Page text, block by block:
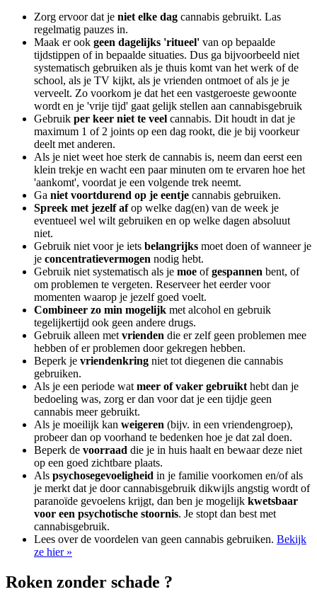
Zorg ervoor dat je niet elke dag cannabis gebruikt. Las
regelmatig pauzes in.
Maak er ook geen dagelijks 'ritueel' van op bepaalde
tijdstippen of in bepaalde situaties. Dus ga bijvoorbeeld niet
systematisch gebruiken als je thuis komt van het werk of de
school, als je TV kijkt, als je vrienden ontmoet of als je je
verveelt. Zo voorkom je dat het een vastgeroeste gewoonte
wordt en je 'vrije tijd' gaat gelijk stellen aan cannabisgebruik
Gebruik per keer niet te veel cannabis. Dit houdt in dat je
maximum 1 of 2 joints op een dag rookt, die je bij voorkeur
deelt met anderen.
Als je niet weet hoe sterk de cannabis is, neem dan eerst een
klein trekje en wacht een paar minuten om te ervaren hoe het
'aankomt', voordat je een volgende trek neemt.
Ga niet voortdurend op je eentje cannabis gebruiken.
Spreek met jezelf afop welke dag(en) van de week je
eventueel wel wilt gebruiken en op welke dagen absoluut
niet.
Gebruik niet voor je iets belangrijks moet doen of wanneer je
je concentratievermogen nodig hebt.
Gebruik niet systematisch als je moe ofgespannen bent, of
om problemen te vergeten. Reserveer het eerder voor
momenten waarop je jezelf goed voelt.
Combineer zo min mogelijk met alcohol en gebruik
tegelijkertijd ook geen andere drugs.
Gebruik alleen metvrienden die er zelf geen problemen mee
hebben of er problemen door gekregen hebben.
Beperk je vriendenkring niet tot diegenen die cannabis
gebruiken.
Als je een periode watmeer of vaker gebruikthebt dan je
bedoeling was, zorg er dan voor dat je een tijdje geen
cannabis meer gebruikt.
Als je moeilijk kan weigeren (bijv. in een vriendengroep),
probeer dan op voorhand te bedenken hoe je dat zal doen.
Beperk de voorraad die je in huis haalt en bewaar deze niet
op een goed zichtbare plaats.
Als psychosegevoeligheid in je familie voorkomen en/of als
je merkt dat je door cannabisgebruik dikwijls angstig wordt of
paranoïde gevoelens krijgt, dan ben je mogelijk kwetsbaar
voor een psychotische stoornis. Je stopt dan best met
cannabisgebruik.
Lees over de voordelen van geen cannabis gebruiken. Bekijk
ze hier »
Roken zonder schade ?